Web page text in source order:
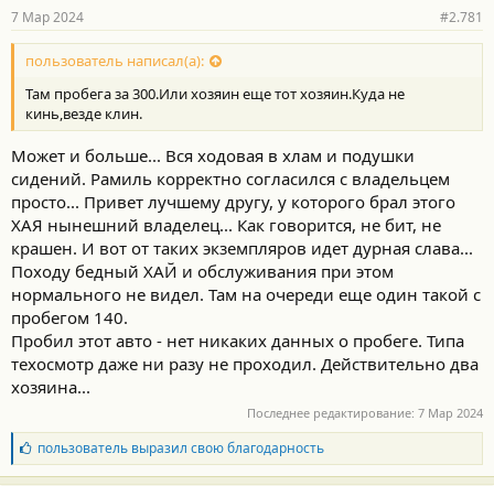
н
о
с
и
:
7 Мар 2024 #2.781
пользователь написал(а):
Там пробега за 300.Или хозяин еще тот хозяин.Куда не
кинь,везде клин.
Может и больше... Вся ходовая в хлам и подушки
сидений. Рамиль корректно согласился с владельцем
просто... Привет лучшему другу, у которого брал этого
ХАЯ нынешний владелец... Как говорится, не бит, не
крашен. И вот от таких экземпляров идет дурная слава...
Походу бедный ХАЙ и обслуживания при этом
нормального не видел. Там на очереди еще один такой с
пробегом 140.
Пробил этот авто - нет никаких данных о пробеге. Типа
техосмотр даже ни разу не проходил. Действительно два
хозяина...
Последнее редактирование: 7 Мар 2024
Б
л
а
пользовательвыразил свою благодарность